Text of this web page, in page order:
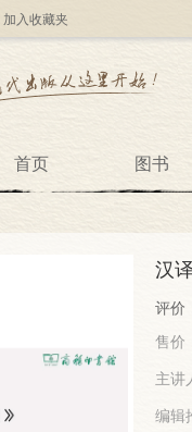
加入收藏夹
首页 图书
汉
评价
售价
主讲
编辑